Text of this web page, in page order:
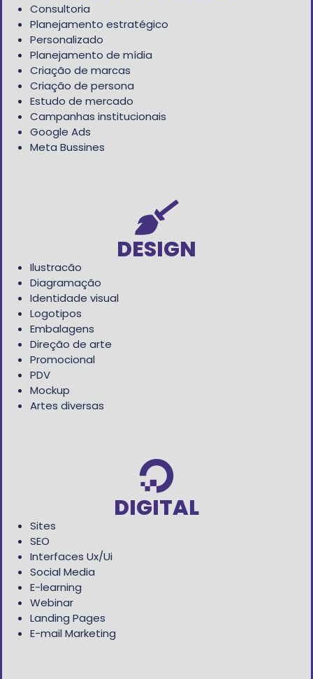
Consultoria
Planejamento estratégico
Personalizado
Planejamento de mídia
Criação de marcas
Criação de persona
Estudo de mercado
Campanhas institucionais
Google Ads
Meta Bussines
DESIGN
Ilustracão
Diagramação
Identidade visual
Logotipos
Embalagens
Direção de arte
Promocional
PDV
Mockup
Artes diversas
DIGITAL
Sites
SEO
Interfaces Ux/Ui
Social Media
E-learning
Webinar
Landing Pages
E-mail Marketing